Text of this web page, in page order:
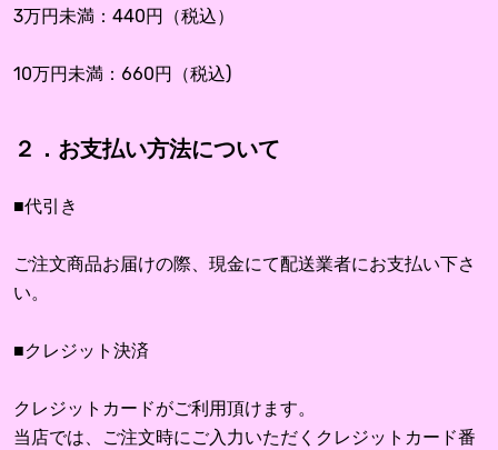
3万円未満：440円（税込）
10万円未満：660円（税込)
２．お支払い方法について
■代引き
ご注文商品お届けの際、現金にて配送業者にお支払い下さ
い。
■クレジット決済
クレジットカードがご利用頂けます。
当店では、ご注文時にご入力いただくクレジットカード番